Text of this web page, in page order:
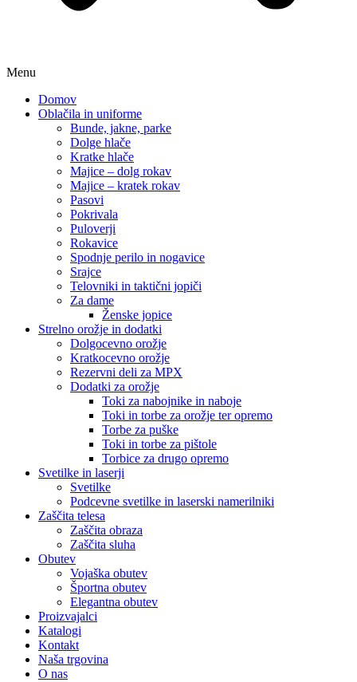
Menu
Domov
Oblačila in uniforme
Bunde, jakne, parke
Dolge hlače
Kratke hlače
Majice – dolg rokav
Majice – kratek rokav
Pasovi
Pokrivala
Puloverji
Rokavice
Spodnje perilo in nogavice
Srajce
Telovniki in taktični jopiči
Za dame
Ženske jopice
Strelno orožje in dodatki
Dolgocevno orožje
Kratkocevno orožje
Rezervni deli za MPX
Dodatki za orožje
Toki za nabojnike in naboje
Toki in torbe za orožje ter opremo
Torbe za puške
Toki in torbe za pištole
Torbice za drugo opremo
Svetilke in laserji
Svetilke
Podcevne svetilke in laserski namerilniki
Zaščita telesa
Zaščita obraza
Zaščita sluha
Obutev
Vojaška obutev
Športna obutev
Elegantna obutev
Proizvajalci
Katalogi
Kontakt
Naša trgovina
O nas